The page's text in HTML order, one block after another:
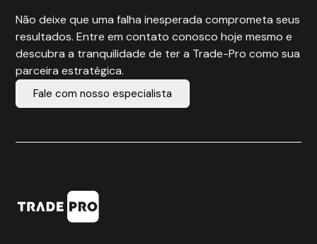
Não deixe que uma falha inesperada comprometa seus
resultados. Entre em contato conosco hoje mesmo e
descubra a tranquilidade de ter a Trade-Pro como sua
parceira estratégica.
Fale com nosso especialista